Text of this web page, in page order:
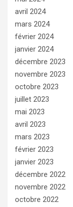
avril 2024
mars 2024
février 2024
janvier 2024
décembre 2023
novembre 2023
octobre 2023
juillet 2023
mai 2023
avril 2023
mars 2023
février 2023
janvier 2023
décembre 2022
novembre 2022
octobre 2022